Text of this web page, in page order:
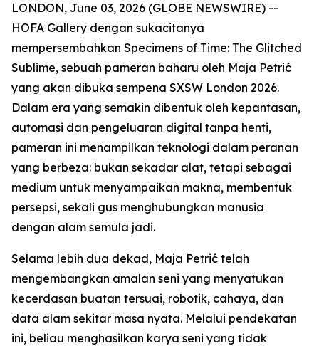
LONDON, June 03, 2026 (GLOBE NEWSWIRE) --
HOFA Gallery dengan sukacitanya
mempersembahkan Specimens of Time: The Glitched
Sublime, sebuah pameran baharu oleh Maja Petrić
yang akan dibuka sempena SXSW London 2026.
Dalam era yang semakin dibentuk oleh kepantasan,
automasi dan pengeluaran digital tanpa henti,
pameran ini menampilkan teknologi dalam peranan
yang berbeza: bukan sekadar alat, tetapi sebagai
medium untuk menyampaikan makna, membentuk
persepsi, sekali gus menghubungkan manusia
dengan alam semula jadi.
Selama lebih dua dekad, Maja Petrić telah
mengembangkan amalan seni yang menyatukan
kecerdasan buatan tersuai, robotik, cahaya, dan
data alam sekitar masa nyata. Melalui pendekatan
ini, beliau menghasilkan karya seni yang tidak